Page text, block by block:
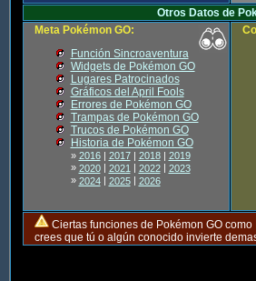
Otros Datos de
Meta Pokémon GO:
Función Sincroaventura
Widgets de Pokémon GO
Lugares Patrocinados
Gráficos del April Fools
Errores de Pokémon GO
Trampas de Pokémon GO
Trucos de Pokémon GO
Historia de Pokémon GO
» 2016| 2017| 2018| 2019
» 2020| 2021| 2022| 2023
» 2024| 2025| 2026
Ciertas funciones de Pokémon GO como
crees que tú o algún conocido invierte